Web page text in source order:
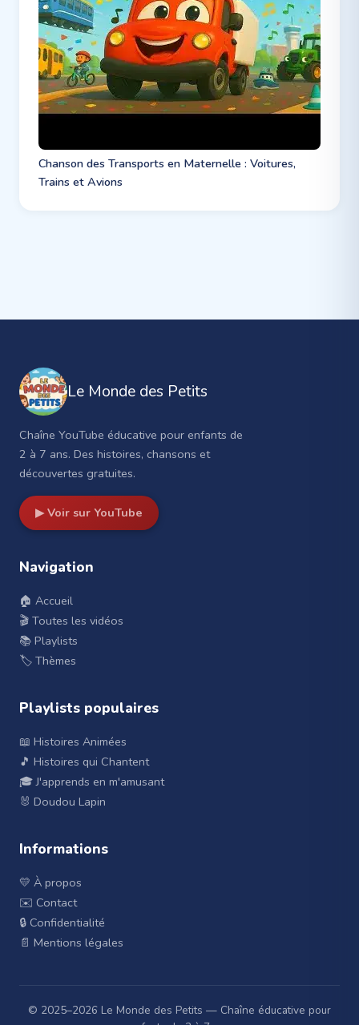
Chanson des Transports en Maternelle : Voitures,
Trains et Avions
Le Monde des Petits
Chaîne YouTube éducative pour enfants de
2 à 7 ans. Des histoires, chansons et
découvertes gratuites.
▶ Voir sur YouTube
Navigation
🏠 Accueil
🎬 Toutes les vidéos
📚 Playlists
🏷️ Thèmes
Playlists populaires
📖 Histoires Animées
🎵 Histoires qui Chantent
🎓 J'apprends en m'amusant
🐰 Doudou Lapin
Informations
💛 À propos
✉️ Contact
🔒 Confidentialité
📄 Mentions légales
© 2025–2026 Le Monde des Petits — Chaîne éducative pour